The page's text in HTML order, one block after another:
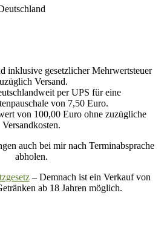
inklusive gesetzlicher Mehrwertsteuer
Versand.
per UPS für eine
von 7,50 Euro.
von 100,00 Euro ohne zuzügliche
Versandkosten.
auch bei mir nach Terminabsprache
abholen.
– Demnach ist ein Verkauf von
ab 18 Jahren möglich.